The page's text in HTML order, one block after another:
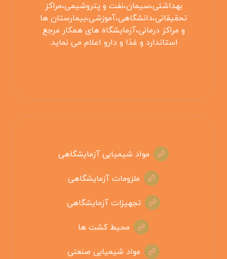
بهداشتی،سیمان،نفت و پتروشیمی،مراکز
تحقیقاتی،دانشگاهی،آموزشی،بیمارستان ها
و مراکز درمانی،آزمایشگاه های همکار مرجع
استاندارد و غذا و دارو اعلام می نماید.
مواد شیمیایی آزمایشگاهی
ملزومات آزمایشگاهی
تجهیزات آزمایشگاهی
محیط کشت ها
مواد شیمیایی صنعتی